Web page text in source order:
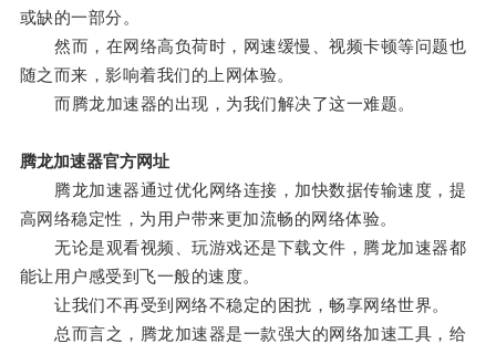
或缺的一部分。
然而，在网络高负荷时，网速缓慢、视频卡顿等问题也
随之而来，影响着我们的上网体验。
而腾龙加速器的出现，为我们解决了这一难题。
腾龙加速器官方网址
腾龙加速器通过优化网络连接，加快数据传输速度，提
高网络稳定性，为用户带来更加流畅的网络体验。
无论是观看视频、玩游戏还是下载文件，腾龙加速器都
能让用户感受到飞一般的速度。
让我们不再受到网络不稳定的困扰，畅享网络世界。
总而言之，腾龙加速器是一款强大的网络加速工具，给